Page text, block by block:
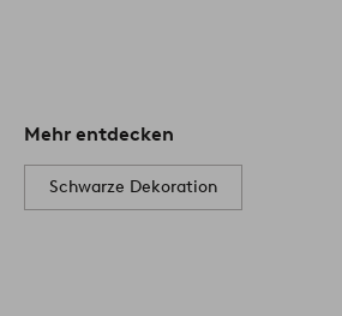
Mehr entdecken
Schwarze Dekoration